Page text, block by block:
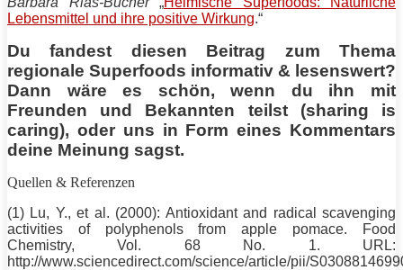
Lebensmittel und ihre positive Wirkung.“
Du fandest diesen Beitrag zum Thema
regionale Superfoods informativ & lesenswert?
Dann wäre es schön, wenn du ihn mit
Freunden und Bekannten teilst (sharing is
caring), oder uns in Form eines Kommentars
deine Meinung sagst.
Quellen & Referenzen
(1) Lu, Y., et al. (2000): Antioxidant and radical scavenging
activities of polyphenols from apple pomace. Food
Chemistry, Vol. 68
No. 1. URL:
http://www.sciencedirect.com/science/article/pii/